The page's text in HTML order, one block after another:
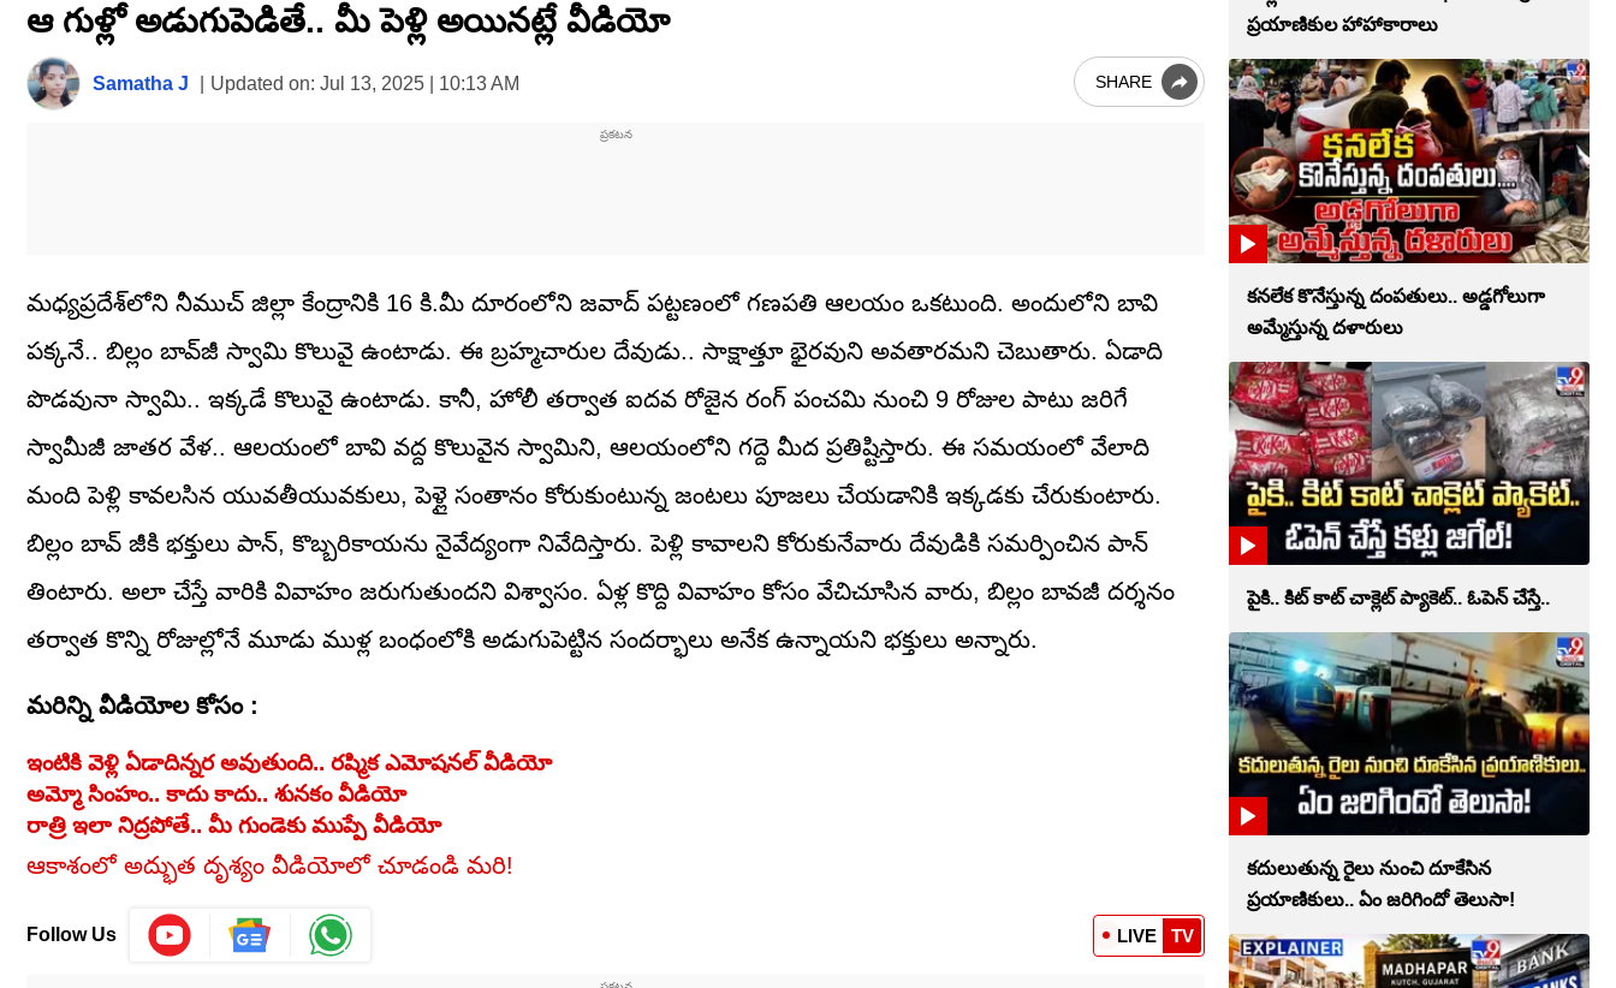
seconds
of
minute,
35
seconds
ఆ గుళ్లో అడుగుపెడితే.. మీ పెళ్లి అయినట్లే వీడియో
Samatha J Updated on: Jul 13, 2025 | 10:13 AM SHARE
మధ్యప్రదేశ్​లోని నీముచ్ జిల్లా కేంద్రానికి 16 కి.మీ దూరంలోని జవాద్ పట్టణంలో గణపతి ఆలయం ఒకటుంది. అందులోని బావి
పక్కనే.. బిల్లం బావ్‌జీ స్వామి కొలువై ఉంటాడు. ఈ బ్రహ్మచారుల దేవుడు.. సాక్షాత్తూ భైరవుని అవతారమని చెబుతారు. ఏడాది
పొడవునా స్వామి.. ఇక్కడే కొలువై ఉంటాడు. కానీ, హోలీ తర్వాత ఐదవ రోజైన రంగ్ పంచమి నుంచి 9 రోజుల పాటు జరిగే
స్వామీజీ జాతర వేళ.. ఆలయంలో బావి వద్ద కొలువైన స్వామిని, ఆలయంలోని గద్దె మీద ప్రతిష్టిస్తారు. ఈ సమయంలో వేలాది
మంది పెళ్లి కావలసిన యువతీయువకులు, పెళ్లై సంతానం కోరుకుంటున్న జంటలు పూజలు చేయడానికి ఇక్కడకు చేరుకుంటారు.
బిల్లం బావ్ జీకి భక్తులు పాన్, కొబ్బరికాయను నైవేద్యంగా నివేదిస్తారు. పెళ్లి కావాలని కోరుకునేవారు దేవుడికి సమర్పించిన పాన్
తింటారు. అలా చేస్తే వారికి వివాహం జరుగుతుందని విశ్వాసం. ఏళ్ల కొద్ది వివాహం కోసం వేచిచూసిన వారు, బిల్లం బావజీ దర్శనం
తర్వాత కొన్ని రోజుల్లోనే మూడు ముళ్ల బంధంలోకి అడుగుపెట్టిన సందర్భాలు అనేక ఉన్నాయని భక్తులు అన్నారు.
మరిన్ని వీడియోల కోసం :
ఇంటికి వెళ్లి ఏడాదిన్నర అవుతుంది.. రష్మిక ఎమోషనల్ వీడియో
అమ్మో సింహం.. కాదు కాదు.. శునకం వీడియో
రాత్రి ఇలా నిద్రపోతే.. మీ గుండెకు ముప్పే వీడియో
ఆకాశంలో అద్భుత దృశ్యం వీడియోలో చూడండి మరి!
Follow Us LIVE TV
ప్రయాణికుల హాహాకారాలు
కనలేక కొనేస్తున్న దంపతులు.. అడ్డగోలుగా
అమ్మేస్తున్న దళారులు
పైకి.. కిట్‌ కాట్‌ చాక్లెట్ ప్యాకెట్‌.. ఓపెన్‌ చేస్తే..
కదులుతున్న రైలు నుంచి దూకేసిన
ప్రయాణికులు.. ఏం జరిగిందో తెలుసా!